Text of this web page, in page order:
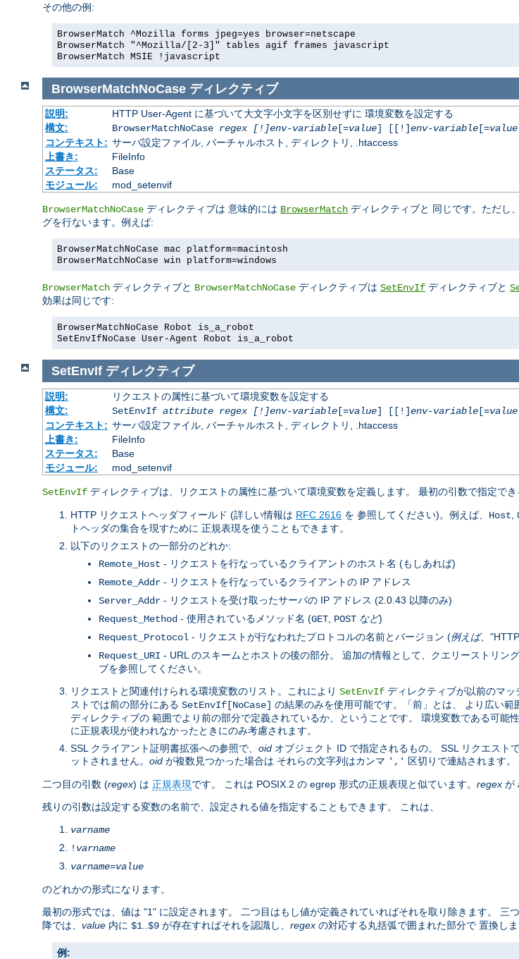
その他の例:
BrowserMatch ^Mozilla forms jpeg=yes browser=netscape
BrowserMatch "^Mozilla/[2-3]" tables agif frames javascript
BrowserMatch MSIE !javascript
BrowserMatchNoCase ディレクティブ
説明:
HTTP User-Agent に基づいて大文字小文字を区別せずに 環境変数を設定する
構文:
BrowserMatchNoCase regex [!]env-variable[=value] [[!]env-variable[=value
コンテキスト: サーバ設定ファイル, バーチャルホスト, ディレクトリ, .htaccess
上書き:
FileInfo
ステータス:
Base
モジュール:
mod_setenvif
BrowserMatchNoCase ディレクティブは 意味的には BrowserMatch ディレクティブと 同じです。ただし
グを行ないます。例えば:
BrowserMatchNoCase mac platform=macintosh
BrowserMatchNoCase win platform=windows
BrowserMatch ディレクティブと BrowserMatchNoCase ディレクティブは SetEnvIf ディレクティブと
効果は同じです:
BrowserMatchNoCase Robot is_a_robot
SetEnvIfNoCase User-Agent Robot is_a_robot
SetEnvIf ディレクティブ
説明:
リクエストの属性に基づいて環境変数を設定する
構文:
SetEnvIf attribute regex [!]env-variable[=value] [[!]env-variable[=value
コンテキスト: サーバ設定ファイル, バーチャルホスト, ディレクトリ, .htaccess
上書き:
FileInfo
ステータス:
Base
モジュール:
mod_setenvif
SetEnvIf ディレクティブは、リクエストの属性に基づいて環境変数を定義します。 最初の引数で指定でき
HTTP リクエストヘッダフィールド (詳しい情報は RFC 2616 を 参照してください)。例えば、 Host
トヘッダの集合を現すために 正規表現を使うこともできます。
以下のリクエストの一部分のどれか:
Remote_Host - リクエストを行なっているクライアントのホスト名 (もしあれば)
Remote_Addr - リクエストを行なっているクライアントの IP アドレス
Server_Addr - リクエストを受け取ったサーバの IP アドレス (2.0.43 以降のみ)
Request_Method - 使用されているメソッド名 (GET POST など)
Request_Protocol - リクエストが行なわれたプロトコルの名前とバージョン (例えば、
Request_URI - URL のスキームとホストの後の部分。 追加の情報として、クエリーストリン
ブを参照してください。
リクエストと関連付けられる環境変数のリスト。これにより SetEnvIf ディレクティブが以前のマ
ストでは前の部分にある SetEnvIf[NoCase] の結果のみを使用可能です。「前」とは、 より広い
ディレクティブの 範囲でより前の部分で定義されているか、ということです。 環境変数である可能
に正規表現が使われなかったときにのみ考慮されます。
SSL クライアント証明書拡張への参照で、 oid オブジェクト ID で指定されるもの。 SSL リクエスト
ットされません。 oid が複数見つかった場合は それらの文字列はカンマ ',' 区切りで連結されます。
二つ目の引数 (regex) は 正規表現です。 これは POSIX.2 の egrep 形式の正規表現と似ています。 regex が
残りの引数は設定する変数の名前で、設定される値を指定することもできます。 これは、
varname
! varname
varname=value
のどれかの形式になります。
最初の形式では、値は "1" に設定されます。 二つ目はもし値が定義されていればそれを取り除きます。 三
降では、 value 内に $1 $9 が存在すればそれを認識し、 regex の対応する丸括弧で囲まれた部分で 置換しま
例: